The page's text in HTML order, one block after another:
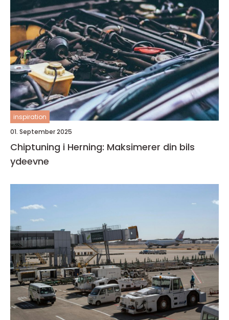
inspiration
01. September 2025
Chiptuning i Herning: Maksimerer din bils
ydeevne